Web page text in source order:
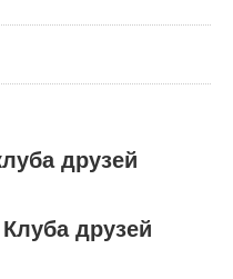
друзей
друзей